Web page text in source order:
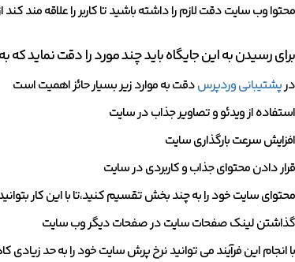
محتوا وب سایت دقت لازم را داشته باشید تا کاربر را علاقه مند
برای رسیدن به این جایگاه باید چند مورد را دقت نماید که
درپشتیبانی وردپرسدقت به موارد زیر بسیار حائز اهمیت است
استفاده از ویدئو و تصاویر جذاب در سایت
افزایش سرعت بارگذاری سایت
قرار دادن محتوای جذاب و کاربردی در سایت
محتوای سایت خود را به چند بخش تقسیم کنید،تا با این کار
گذاشتن لینک صفحات سایت در صفحات دیگر وب سایت
با انجام این فرآیند می توانید نرخ پرش سایت خود را به حد